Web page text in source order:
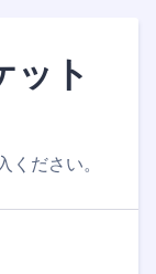
ット
ださい。